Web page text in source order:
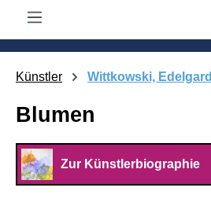
Künstler Wittkowski, Edelgard
Blumen
Zur Künstlerbiographie